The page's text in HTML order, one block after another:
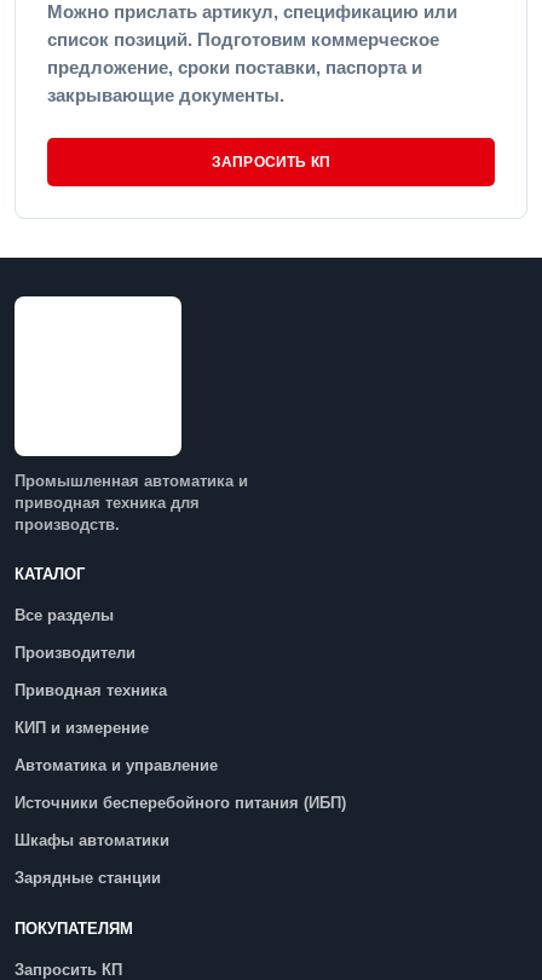
Можно прислать артикул, спецификацию или
список позиций. Подготовим коммерческое
предложение, сроки поставки, паспорта и
закрывающие документы.
ЗАПРОСИТЬ КП
Промышленная автоматика и
приводная техника для
производств.
КАТАЛОГ
Все разделы
Производители
Приводная техника
КИП и измерение
Автоматика и управление
Источники бесперебойного питания (ИБП)
Шкафы автоматики
Зарядные станции
ПОКУПАТЕЛЯМ
Запросить КП